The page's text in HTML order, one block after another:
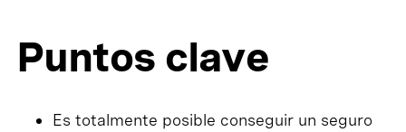
Puntos clave
Es totalmente posible conseguir un seguro